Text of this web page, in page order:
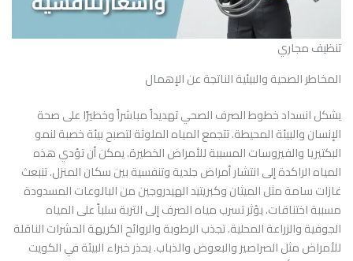
تنظيف مجاري
المخاطر الصحية والبيئية الناتجة عن الإهمال
يشكل انسداد خطوط الصرف الصحي تهديداً مباشراً وخطيرًا على صحة
الإنسان والبيئة المحيطة. تتجمع المياه الملوثة لتصبح بيئة خصبة لنمو
البكتيريا والفيروسات المسببة للأمراض الخطيرة. يمكن أن تؤدي هذه
المياه الراكدة إلى انتشار أمراض جلدية وتنفسية بين سكان المنزل. تنبعث
غازات سامة مثل الميثان وكبريتيد الهيدروجين من البالوعات المسدودة
مسببة اختناقات. يؤثر تسرب مياه الصرف إلى التربة سلباً على المياه
الجوفية والزراعة المحلية. تجذب الرطوبة والروائح الكريهة الحشرات الناقلة
للأمراض مثل الصراصير والبعوض والذباب. يحذر خبراء البيئة في الكويت